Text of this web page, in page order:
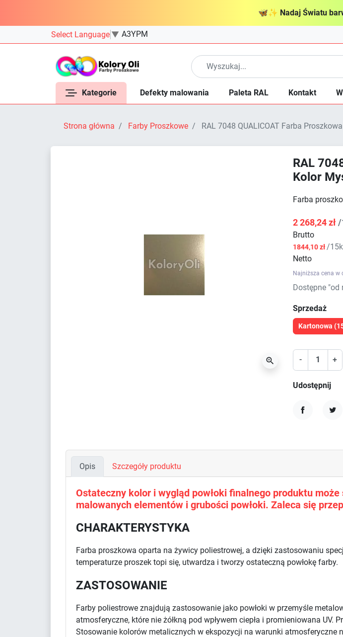
🦋✨ Nadaj Światu
Select Language ▼ A3YPM
Kategorie Defekty malowania Paleta RAL Kontakt
Strona główna Farby Proszkowe RAL 7048 QUALICOAT Farba

RAL
Kolor
Farba
2 268,24 zł/
Brutto
1844,10 zł /
Netto
Najniższa cena w
Dostępne "od
Sprzedaż
Kartonowa
- +
Udostępnij
Opis Szczegóły produktu
Ostateczny kolor i wygląd powłoki finalnego produktu
malowanych elementów i grubości powłoki. Zaleca się
CHARAKTERYSTYKA
Farba proszkowa oparta na żywicy poliestrowej, a dzięki zastosowaniu
temperaturze proszek topi się, utwardza i tworzy ostateczną powłokę farby.
ZASTOSOWANIE
Farby poliestrowe znajdują zastosowanie jako powłoki w przemyśle
atmosferyczne, które nie żółkną pod wpływem ciepła i promieniowana
Stosowanie kolorów metalicznych w ekspozycji na warunki atmosferyczne